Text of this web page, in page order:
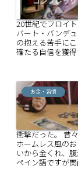
20世紀でフロイ
バート・バンデ
の抱える苦手に
確たる自信を獲
お金・習慣
衝撃だった。 昔
ホームレス風の
いから金くれ、
ペイン語ですが